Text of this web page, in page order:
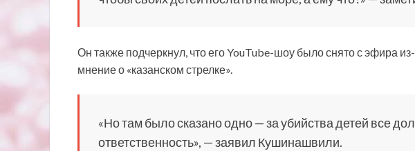
Он также подчеркнул, что его YouTube-шоу было снято с эфира
мнение о «казанском стрелке».
«Но там было сказано одно — за убийства детей все
ответственность», — заявил Кушинашвили.